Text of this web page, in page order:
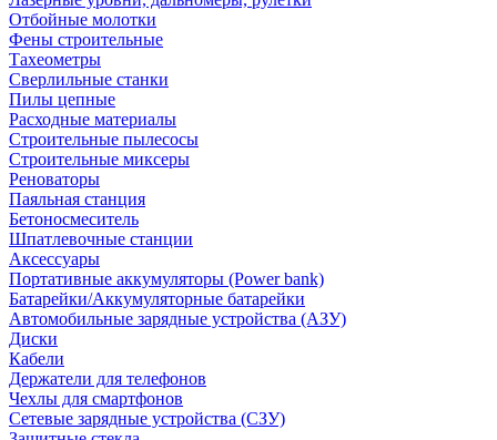
Отбойные молотки
Фены строительные
Тахеометры
Сверлильные станки
Пилы цепные
Расходные материалы
Строительные пылесосы
Строительные миксеры
Реноваторы
Паяльная станция
Бетоносмеситель
Шпатлевочные станции
Аксессуары
Портативные аккумуляторы (Power bank)
Батарейки/Аккумуляторные батарейки
Автомобильные зарядные устройства (АЗУ)
Диски
Кабели
Держатели для телефонов
Чехлы для смартфонов
Сетевые зарядные устройства (СЗУ)